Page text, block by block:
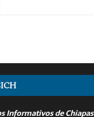
Informativos de Chiapas